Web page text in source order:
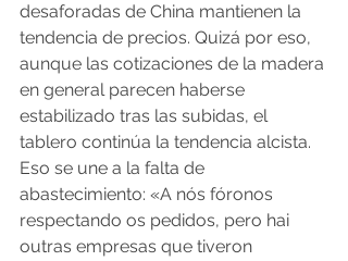
desaforadas de China mantienen la
tendencia de precios. Quizá por eso,
aunque las cotizaciones de la madera
en general parecen haberse
estabilizado tras las subidas, el
tablero continúa la tendencia alcista.
Eso se une a la falta de
abastecimiento: «A nós fóronos
respectando os pedidos, pero hai
outras empresas que tiveron